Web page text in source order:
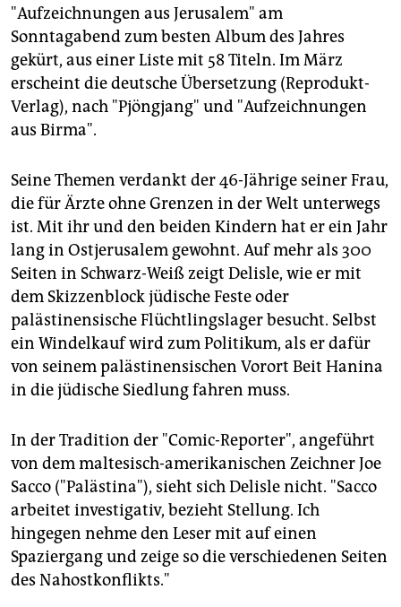
"Aufzeichnungen aus Jerusalem" am
Sonntagabend zum besten Album des Jahres
gekürt, aus einer Liste mit 58 Titeln. Im März
erscheint die deutsche Übersetzung (Reprodukt-
Verlag), nach "Pjöngjang" und "Aufzeichnungen
aus Birma".
Seine Themen verdankt der 46-Jährige seiner Frau,
die für Ärzte ohne Grenzen in der Welt unterwegs
ist. Mit ihr und den beiden Kindern hat er ein Jahr
lang in Ostjerusalem gewohnt. Auf mehr als 300
Seiten in Schwarz-Weiß zeigt Delisle, wie er mit
dem Skizzenblock jüdische Feste oder
palästinensische Flüchtlingslager besucht. Selbst
ein Windelkauf wird zum Politikum, als er dafür
von seinem palästinensischen Vorort Beit Hanina
in die jüdische Siedlung fahren muss.
In der Tradition der "Comic-Reporter", angeführt
von dem maltesisch-amerikanischen Zeichner Joe
Sacco ("Palästina"), sieht sich Delisle nicht. "Sacco
arbeitet investigativ, bezieht Stellung. Ich
hingegen nehme den Leser mit auf einen
Spaziergang und zeige so die verschiedenen Seiten
des Nahostkonflikts."